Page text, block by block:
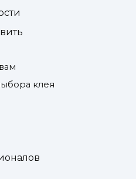
клея